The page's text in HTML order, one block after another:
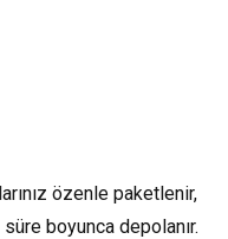
özenle paketlenir,
boyunca depolanır.